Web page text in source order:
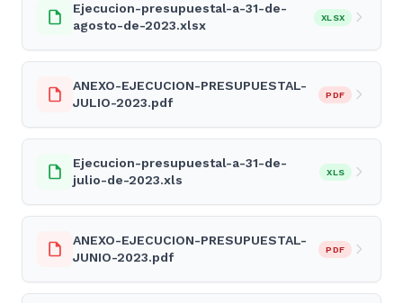
Ejecucion-presupuestal-a-31-de-
agosto-de-2023.xlsx
XLSX
ANEXO-EJECUCION-PRESUPUESTAL-
JULIO-2023.pdf
PDF
Ejecucion-presupuestal-a-31-de-
julio-de-2023.xls
XLS
ANEXO-EJECUCION-PRESUPUESTAL-
JUNIO-2023.pdf
PDF